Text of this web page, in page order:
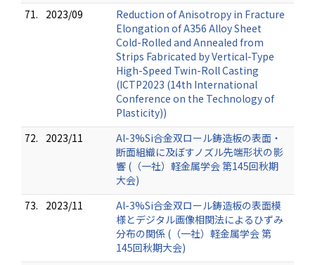
71.
2023/09
Reduction of Anisotropy in Fracture
Elongation of A356 Alloy Sheet
Cold-Rolled and Annealed from
Strips Fabricated by Vertical-Type
High-Speed Twin-Roll Casting
(ICTP2023 (14th International
Conference on the Technology of
Plasticity))
72.
2023/11
Al-3%Si合金双ロール鋳造板の表面・
断面組織に及ぼすノズル先端形状の影
響 (（一社）軽金属学会 第145回秋期
大会)
73.
2023/11
Al-3%Si合金双ロール鋳造板の表面模
様とデジタル画像相関法によるひずみ
分布の関係 (（一社）軽金属学会 第
145回秋期大会)